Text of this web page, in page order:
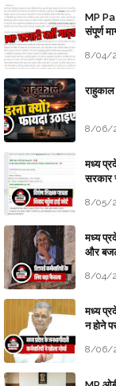
MP
संपूर्ण
8/04/
राहुकाल
8/06/
मध्य
सरकार
8/05/
मध्य
और बजट
8/04/
मध्य
न होने
8/06/